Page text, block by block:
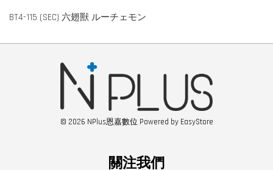
BT4-115 (SEC) 六翅獸 ルーチェモン
© 2026 NPlus恩嘉數位 Powered by EasyStore
關注我們